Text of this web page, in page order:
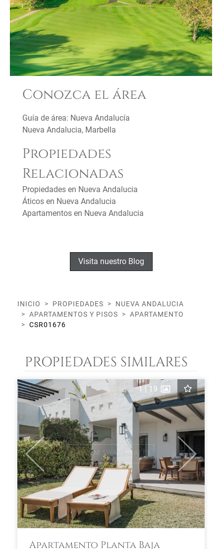
Conozca el área
Guía de área: Nueva Andalucía
Nueva Andalucia, Marbella
Propiedades
Relacionadas
Propiedades en Nueva Andalucia
Áticos en Nueva Andalucia
Apartamentos en Nueva Andalucia
Visita nuestro Blog
INICIO PROPIEDADES
NUEVA ANDALUCIA
APARTAMENTOS Y PISOS
APARTAMENTO
CSR01676
PROPIEDADES SIMILARES
Previous Next
1 19
Apartamento Planta Baja